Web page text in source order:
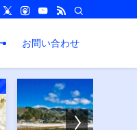
お問い合わせ